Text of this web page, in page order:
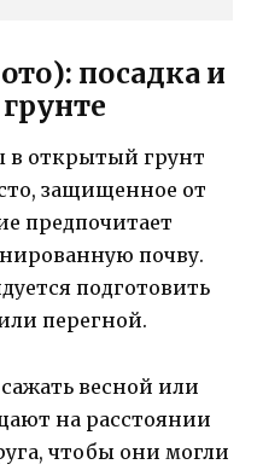
посадка и
в открытый грунт
защищенное от
предпочитает
почву.
подготовить
перегной.
весной или
на расстоянии
чтобы они могли